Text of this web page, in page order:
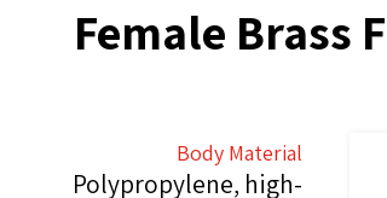
Female Brass
Body Material
Polypropylene, high-